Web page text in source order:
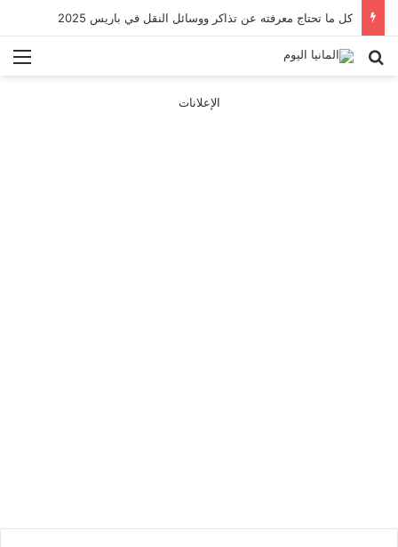
كل ما تحتاج معرفته عن تذاكر ووسائل النقل في باريس 2025
بحث عن
الإعلانات